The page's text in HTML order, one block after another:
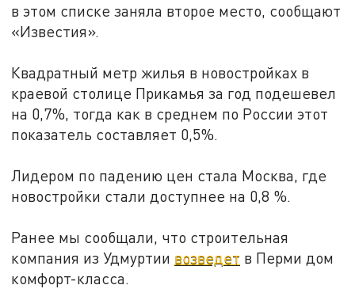
в этом списке заняла второе место, сообщают
«Известия».
Квадратный метр жилья в новостройках в
краевой столице Прикамья за год подешевел
на 0,7%, тогда как в среднем по России этот
показатель составляет 0,5%.
Лидером по падению цен стала Москва, где
новостройки стали доступнее на 0,8 %.
Ранее мы сообщали, что строительная
компания из Удмуртии возведет в Перми дом
комфорт-класса.